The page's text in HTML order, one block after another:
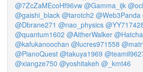
@7ZcZaMEcoHf96vw @Gamma_ijk
@gaishi_black @tarotch2 @Web3Panda
@Dbrane271 @nao_physics
@quantum1602 @AitherWalker
@kafukanoochan @lucres971558
@PianoQuest @takuya1969
@xiangze750 @yoshitakeh @_kmt46